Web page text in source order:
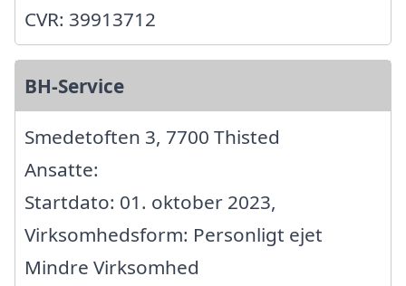
CVR: 39913712
BH-Service
Smedetoften 3, 7700 Thisted
Ansatte:
Startdato: 01. oktober 2023,
Virksomhedsform: Personligt ejet
Mindre Virksomhed